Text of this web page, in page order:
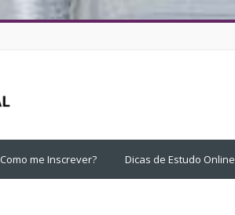
Como me Inscrever? Dicas de Estudo Online